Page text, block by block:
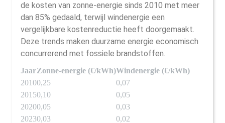
de kosten van zonne-energie sinds 2010 met meer
dan 85% gedaald, terwijl windenergie een
vergelijkbare kostenreductie heeft doorgemaakt.
Deze trends maken duurzame energie economisch
concurrerend met fossiele brandstoffen.
JaarZonne-energie (€/kWh)Windenergie (€/kWh)
20100,25
0,07
20150,10
0,05
20200,05
0,03
20230,03 0,02